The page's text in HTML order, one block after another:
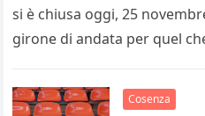
si è chiusa oggi, 25
girone di andata per quel
Cosenza